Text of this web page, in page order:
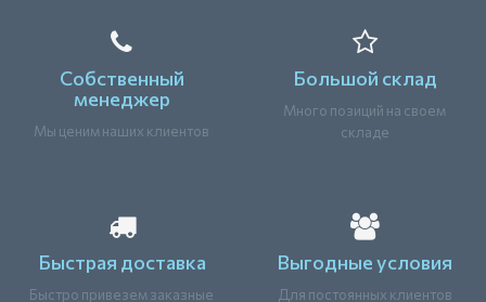
Собственный
менеджер
Мы ценим наших клиентов
Большой склад
Много позиций на своем
складе
Быстрая доставка
Быстро привезем заказные
Выгодные условия
Для постоянных клиентов